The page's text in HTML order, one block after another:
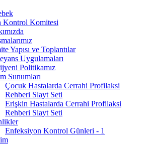
Kontrol Komitesi
Yapısı ve Toplantılar
Uygulamaları
Politikamız
Sunumları
Çocuk Hastalarda Cerrahi Profilaksi
Rehberi Slayt Seti
Erişkin Hastalarda Cerrahi Profilaksi
Rehberi Slayt Seti
Enfeksiyon Kontrol Günleri - 1